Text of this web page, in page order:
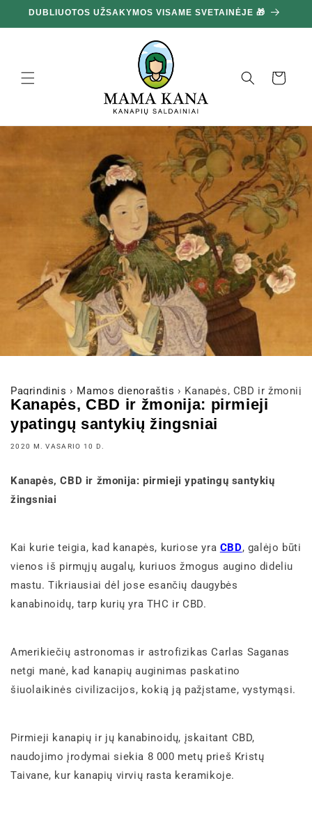
ir pereikite
prie turinio
100 G DOVANA UŽ KIEKVIENUS IŠLEISTUS 100 € 🔥
Krepšelis
Pagrindinis › Mamos dienoraštis › Kanapės, CBD ir
Kanapės, CBD ir žmonija: pirmieji
ypatingų santykių žingsniai
2020 M. VASARIO 10 D.
Kanapės, CBD ir žmonija: pirmieji ypatingų santykių
žingsniai
Kai kurie teigia, kad kanapės, kuriose yra CBD, galėjo būti
vienos iš pirmųjų augalų, kuriuos žmogus augino dideliu
mastu. Tikriausiai dėl jose esančių daugybės
kanabinoidų, tarp kurių yra THC ir CBD.
Amerikiečių astronomas ir astrofizikas Carlas Saganas
netgi manė, kad kanapių auginimas paskatino
šiuolaikinės civilizacijos, kokią ją pažįstame, vystymąsi.
Pirmieji kanapių ir jų kanabinoidų, įskaitant CBD,
naudojimo įrodymai siekia 8 000 metų prieš Kristų
Taivane, kur kanapių virvių rasta keramikoje.